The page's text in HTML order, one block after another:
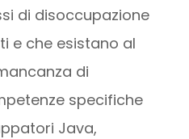
di disoccupazione
e che esistano al
di
specifiche
Java,